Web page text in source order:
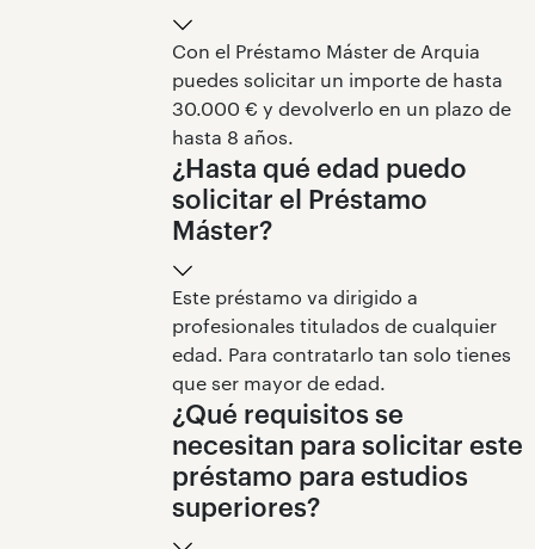
Con el Préstamo Máster de Arquia
puedes solicitar un importe de hasta
30.000 € y devolverlo en un plazo de
hasta 8 años.
¿Hasta qué edad puedo
solicitar el Préstamo
Máster?
Este préstamo va dirigido a
profesionales titulados de cualquier
edad. Para contratarlo tan solo tienes
que ser mayor de edad.
¿Qué requisitos se
necesitan para solicitar este
préstamo para estudios
superiores?